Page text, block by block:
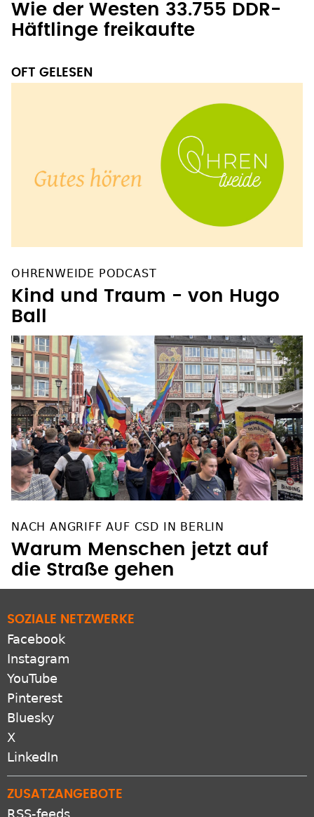
Wie der Westen 33.755 DDR-
Häftlinge freikaufte
OFT GELESEN
OHRENWEIDE PODCAST
Kind und Traum - von Hugo
Ball
NACH ANGRIFF AUF CSD IN BERLIN
Warum Menschen jetzt auf
die Straße gehen
SOZIALE NETZWERKE
Facebook
Instagram
YouTube
Pinterest
Bluesky
X
LinkedIn
ZUSATZANGEBOTE
RSS-feeds